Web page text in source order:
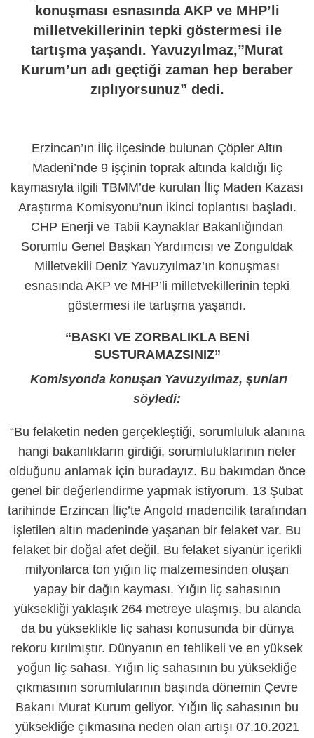
konuşması esnasında AKP ve MHP’li
milletvekillerinin tepki göstermesi ile
tartışma yaşandı. Yavuzyılmaz,”Murat
Kurum’un adı geçtiği zaman hep beraber
zıplıyorsunuz” dedi.
Erzincan’ın İliç ilçesinde bulunan Çöpler Altın
Madeni’nde 9 işçinin toprak altında kaldığı liç
kaymasıyla ilgili TBMM’de kurulan İliç Maden Kazası
Araştırma Komisyonu’nun ikinci toplantısı başladı.
CHP Enerji ve Tabii Kaynaklar Bakanlığından
Sorumlu Genel Başkan Yardımcısı ve Zonguldak
Milletvekili Deniz Yavuzyılmaz’ın konuşması
esnasında AKP ve MHP’li milletvekillerinin tepki
göstermesi ile tartışma yaşandı.
“BASKI VE ZORBALIKLA BENİ
SUSTURAMAZSINIZ”
Komisyonda konuşan Yavuzyılmaz, şunları
söyledi:
“Bu felaketin neden gerçekleştiği, sorumluluk alanına
hangi bakanlıkların girdiği, sorumluluklarının neler
olduğunu anlamak için buradayız. Bu bakımdan önce
genel bir değerlendirme yapmak istiyorum. 13 Şubat
tarihinde Erzincan İliç’te Angold madencilik tarafından
işletilen altın madeninde yaşanan bir felaket var. Bu
felaket bir doğal afet değil. Bu felaket siyanür içerikli
milyonlarca ton yığın liç malzemesinden oluşan
yapay bir dağın kayması. Yığın liç sahasının
yüksekliği yaklaşık 264 metreye ulaşmış, bu alanda
da bu yükseklikle liç sahası konusunda bir dünya
rekoru kırılmıştır. Dünyanın en tehlikeli ve en yüksek
yoğun liç sahası. Yığın liç sahasının bu yüksekliğe
çıkmasının sorumlularının başında dönemin Çevre
Bakanı Murat Kurum geliyor. Yığın liç sahasının bu
yüksekliğe çıkmasına neden olan artışı 07.10.2021